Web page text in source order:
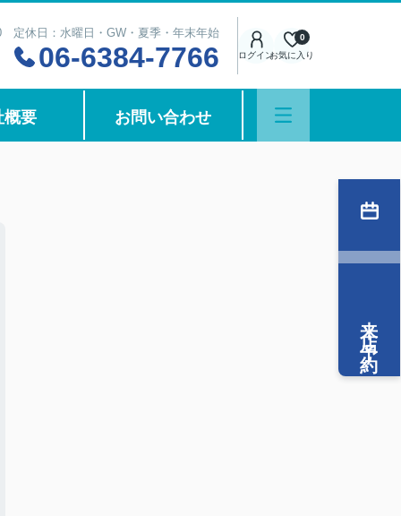
定休日：水曜日・GW・夏季・年末年始
06-6384-7766 ログインお気に入り
0
概要 お問い合わせ
来店予約